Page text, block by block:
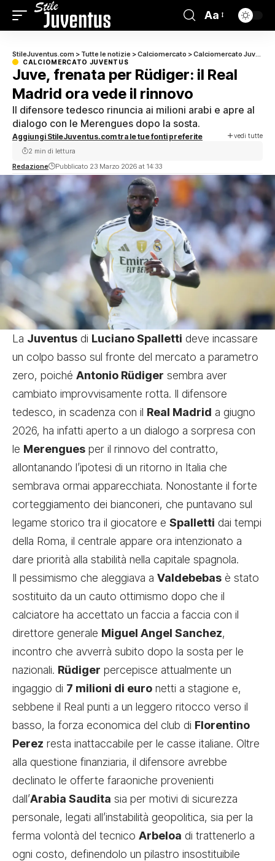
Aa
StileJuventus.com > Tutte le notizie >Calciomercato >Calciomercato Juventus
CALCIOMERCATO JUVENTUS
Juve, frenata per Rüdiger: il Real
Madrid ora vede il rinnovo
Il difensore tedesco rinuncia ai milioni arabi e apre al
dialogo con le Merengues dopo la sosta.
Aggiungi StileJuventus.com tra le tue fonti preferite vedi tutte
Redazione Pubblicato 23 Marzo 2026 at 14:33
2 min di lettura
La Juventus di Luciano Spalletti deve incassare
un colpo basso sul fronte del mercato a parametro
zero, poiché Antonio Rüdiger sembra aver
cambiato improvvisamente rotta. Il difensore
tedesco, in scadenza con il Real Madrid a giugno
2026, ha infatti aperto a un dialogo a sorpresa con
le Merengues per il rinnovo del contratto,
allontanando l’ipotesi di un ritorno in Italia che
sembrava ormai apparecchiata. Nonostante il forte
corteggiamento dei bianconeri, che puntavano sul
legame storico tra il giocatore e Spalletti dai tempi
della Roma, il centrale appare ora intenzionato a
dare priorità alla stabilità nella capitale spagnola.
Il pessimismo che aleggiava a Valdebebas è stato
sostituito da un cauto ottimismo dopo che il
calciatore ha accettato un faccia a faccia con il
direttore generale Miguel Angel Sanchez,
incontro che avverrà subito dopo la sosta per le
nazionali. Rüdiger percepisce attualmente un
ingaggio di 7 milioni di euro netti a stagione e,
sebbene il Real punti a un leggero ritocco verso il
basso, la forza economica del club di Florentino
Perez resta inattaccabile per le casse italiane. Oltre
alla questione finanziaria, il difensore avrebbe
declinato le offerte faraoniche provenienti
dall’Arabia Saudita sia per motivi di sicurezza
personale, legati all’instabilità geopolitica, sia per la
ferma volontà del tecnico Arbeloa di trattenerlo a
ogni costo, definendolo un pilastro insostituibile